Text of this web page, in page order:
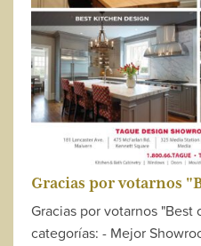
Gracias por votarnos
Gracias por votarnos
categorías: - Mejor